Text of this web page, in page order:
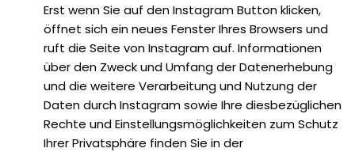
Erst wenn Sie auf den Instagram Button klicken,
öffnet sich ein neues Fenster Ihres Browsers und
ruft die Seite von Instagram auf. ‌Informationen
über den Zweck und Umfang der Datenerhebung
und die weitere Verarbeitung und Nutzung der
Daten durch Instagram sowie Ihre diesbezüglichen
Rechte und Einstellungsmöglichkeiten zum Schutz
Ihrer Privatsphäre finden Sie in der